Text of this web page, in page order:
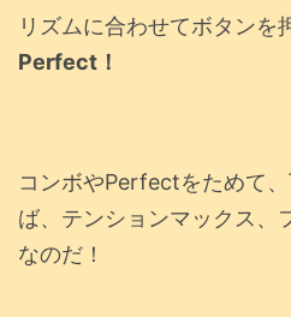
リズムに合わせてボタンを
Perfect！
コンボやPerfectをためて
ば、テンションマックス、
なのだ！